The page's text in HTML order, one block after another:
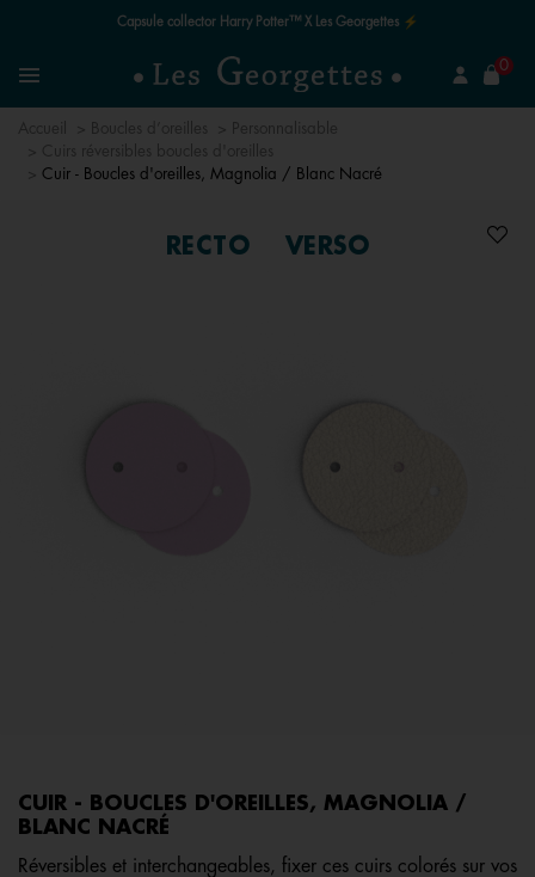
Capsule collector Harry Potter™ X Les Georgettes ⚡
MenuRecherchez un bijou
0
Cuir - Boucles d'oreilles, Magnolia / Blanc Nacré
RECTO VERSO
CUIR - BOUCLES D'OREILLES, MAGNOLIA /
BLANC NACRÉ
Réversibles et interchangeables, fixer ces cuirs colorés sur vos